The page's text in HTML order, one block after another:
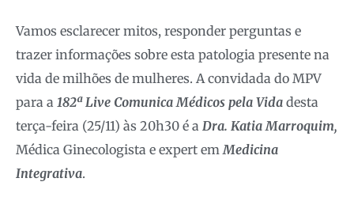
Vamos esclarecer mitos, responder perguntas e
trazer informações sobre esta patologia presente na
vida de milhões de mulheres. A convidada do MPV
para a 182ª Live Comunica Médicos pela Vida desta
terça-feira (25/11) às 20h30 é a Dra. Katia Marroquim,
Médica Ginecologista e expert em Medicina
Integrativa.